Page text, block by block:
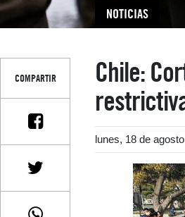
NOTICIAS
Chile:
lunes, 18 de
COMPARTIR